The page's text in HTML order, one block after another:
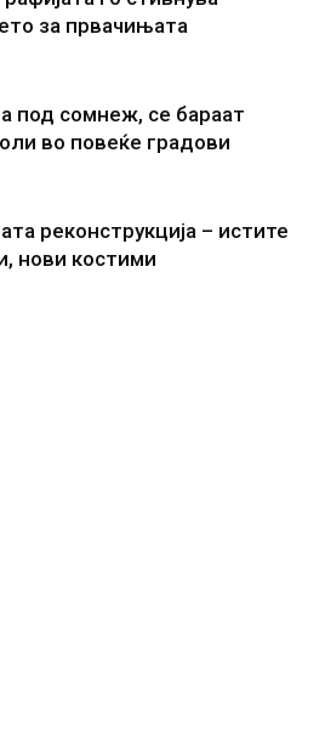
за првачињата
под сомнеж, се бараат
во повеќе градови
реконструкција – истите
нови костими